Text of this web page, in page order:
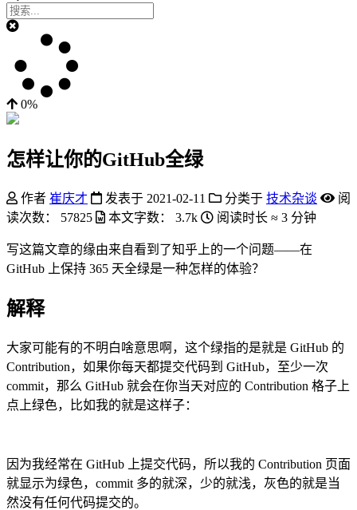
0%
怎样让你的GitHub全绿
作者 崔庆才 发表于 2021-02-11 分类于 技术杂谈
阅
读次数：
57825 本文字数： 3.7k 阅读时长 ≈ 3 分钟
写这篇文章的缘由来自看到了知乎上的一个问题——在
GitHub 上保持 365 天全绿是一种怎样的体验？
解释
大家可能有的不明白啥意思啊，这个绿指的是就是 GitHub 的
Contribution，如果你每天都提交代码到 GitHub，至少一次
commit，那么 GitHub 就会在你当天对应的 Contribution 格子上
点上绿色，比如我的就是这样子：
因为我经常在 GitHub 上提交代码，所以我的 Contribution 页面
就显示为绿色，commit 多的就深，少的就浅，灰色的就是当
然没有任何代码提交的。